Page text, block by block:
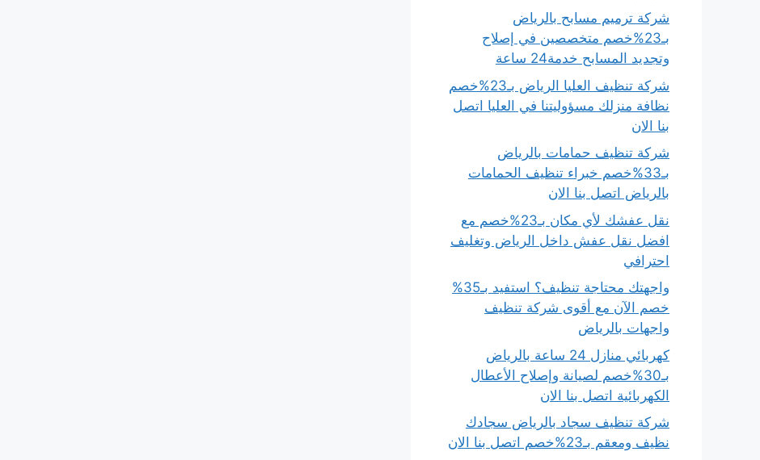
شركة ترميم مسابح بالرياض
بـ23%خصم متخصصين في إصلاح
وتجديد المسابح خدمة24 ساعة
شركة تنظيف العليا الرياض بـ23%خصم
نظافة منزلك مسؤوليتنا في العليا اتصل
بنا الان
شركة تنظيف حمامات بالرياض
بـ33%خصم خبراء تنظيف الحمامات
بالرياض اتصل بنا الان
نقل عفشك لأي مكان بـ23%خصم مع
افضل نقل عفش داخل الرياض وتغليف
احترافي
واجهتك محتاجة تنظيف؟ استفيد بـ35%
خصم الآن مع أقوى شركة تنظيف
واجهات بالرياض
كهربائي منازل 24 ساعة بالرياض
بـ30%خصم لصيانة وإصلاح الأعطال
الكهربائية اتصل بنا الان
شركة تنظيف سجاد بالرياض سجادك
نظيف ومعقم بـ23%خصم اتصل بنا الان